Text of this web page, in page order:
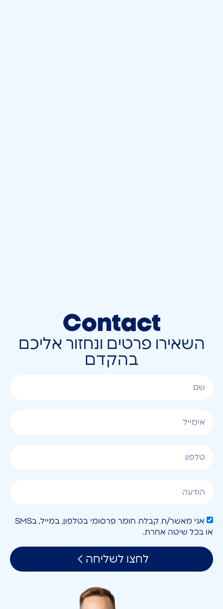
Contact
השאירו פרטים ונחזור אליכם
בהקדם
אני מאשר/ת קבלת חומר פרסומי בטלפון, במייל, בSMS
או בכל שיטה אחרת.
לחצו לשליחה